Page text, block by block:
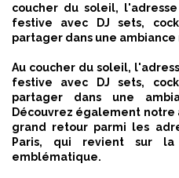
coucher du soleil,
festive avec DJ sets,
partager dans une
Au coucher du soleil,
festive avec DJ sets,
partager dans une
Découvrez également notre
grand retour parmi les
Paris, qui revient sur la
emblématique.